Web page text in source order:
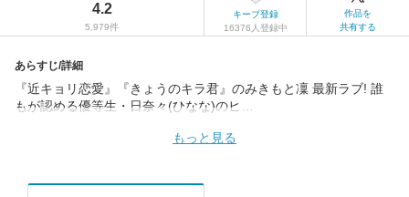
4.2
5,979件
キープ登録
16376人登録中
作品を
共有する
あらすじ/詳細
『近キョリ恋愛』『きょうのキラ君』のみきもと凜 最新ラブ! 誰
もが認める優等生・日奈々(ひなな)のヒ…
もっと見る